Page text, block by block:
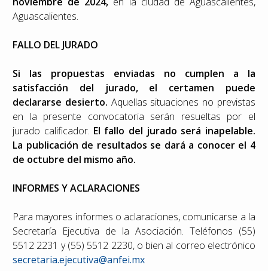
Aguascalientes.
FALLO DEL JURADO
Si las propuestas enviadas no cumplen a la
satisfacción del jurado,
el certamen puede
declararse desierto. Aquellas situaciones no previstas
en la presente convocatoria serán resueltas por el
jurado calificador. El fallo del jurado será inapelable.
La publicación de resultados se dará a conocer el 4
de octubre del mismo año.
INFORMES Y ACLARACIONES
Para mayores informes o aclaraciones, comunicarse a la
Secretaría Ejecutiva de la Asociación. Teléfonos (55)
5512 2231 y (55) 5512 2230, o bien al correo electrónico
secretaria.ejecutiva@anfei.mx